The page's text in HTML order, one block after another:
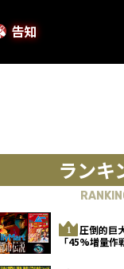
告知
ランキ
圧倒的巨
「45%増量作